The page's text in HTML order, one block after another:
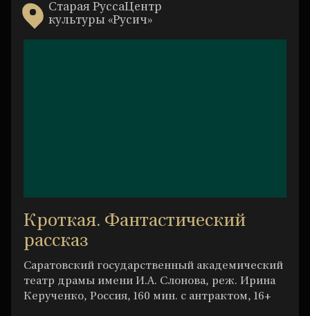
Старая РуссаЦентр
культуры «Русич»
Кроткая. Фантастический
рассказ
Саратовский государственный академический
театр драмы имени И.А. Слонова, реж. Ирина
Керученко, Россия, 160 мин. с антрактом, 16+